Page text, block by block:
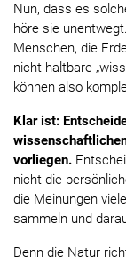
Nun, dass es
höre sie
Menschen, die
nicht haltbare
können also
Klar ist:
vorliegen.
nicht die
die Meinungen
sammeln und
Denn die Natur